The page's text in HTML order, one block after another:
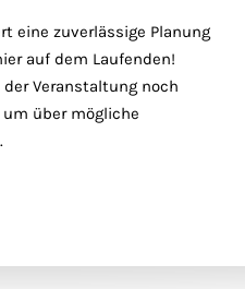
eine zuverlässige Planung
auf dem Laufenden!
Veranstaltung noch
über mögliche